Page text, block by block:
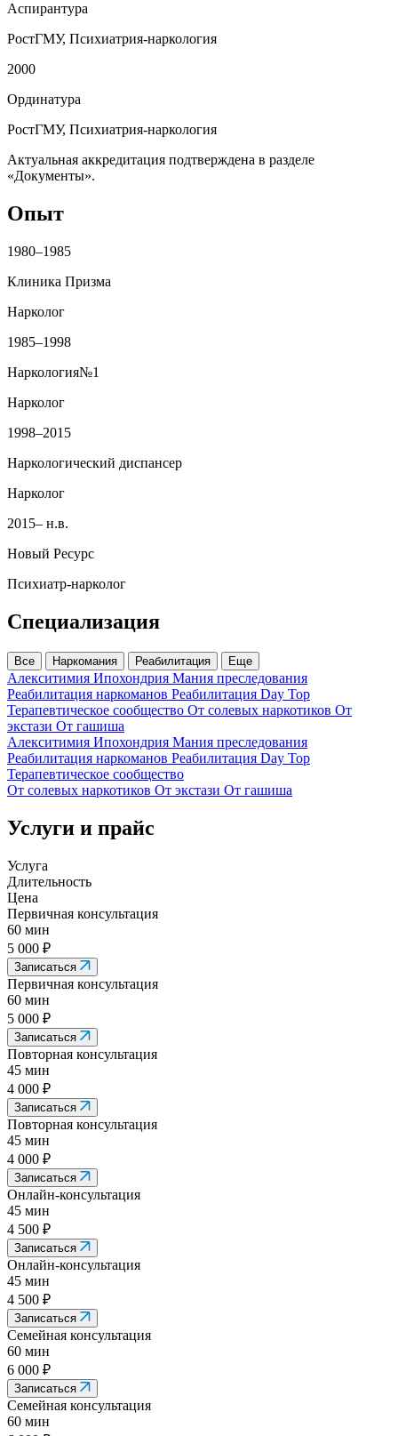
Аспирантура
РостГМУ, Психиатрия-наркология
2000
Ординатура
РостГМУ, Психиатрия-наркология
Актуальная аккредитация подтверждена в разделе
«Документы».
Опыт
1980–1985
Клиника Призма
Нарколог
1985–1998
Наркология№1
Нарколог
1998–2015
Наркологический диспансер
Нарколог
2015– н.в.
Новый Ресурс
Психиатр‑нарколог
Специализация
Все Наркомания Реабилитация Еще
Алекситимия Ипохондрия Мания преследования
Реабилитация наркоманов Реабилитация Day Top
Терапевтическое сообщество От солевых наркотиков От
экстази От гашиша
Алекситимия Ипохондрия Мания преследования
Реабилитация наркоманов Реабилитация Day Top
Терапевтическое сообщество
От солевых наркотиков От экстази От гашиша
Услуги и прайс
Услуга
Длительность
Цена
Первичная консультация
60 мин
5 000 ₽
Записаться
Первичная консультация
60 мин
5 000 ₽
Записаться
Повторная консультация
45 мин
4 000 ₽
Записаться
Повторная консультация
45 мин
4 000 ₽
Записаться
Онлайн-консультация
45 мин
4 500 ₽
Записаться
Онлайн-консультация
45 мин
4 500 ₽
Записаться
Семейная консультация
60 мин
6 000 ₽
Записаться
Семейная консультация
60 мин